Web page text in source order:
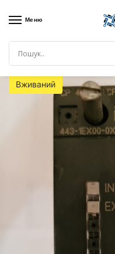
Меню
Головна
Вживаний